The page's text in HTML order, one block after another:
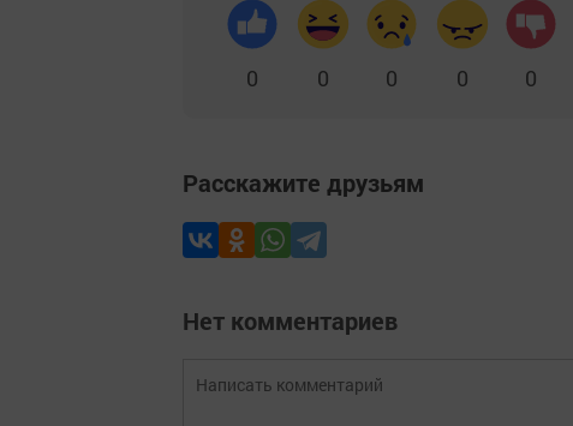
0 0 0 0 0
Расскажите друзьям
Нет комментариев